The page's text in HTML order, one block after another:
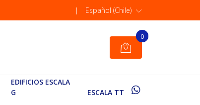
| Español (Chile)
0
EDIFICIOS ESCALA
G
ESCALA TT